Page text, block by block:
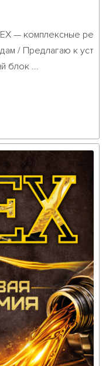
— комплексные ре
/ Предлагаю к уст
блок ...